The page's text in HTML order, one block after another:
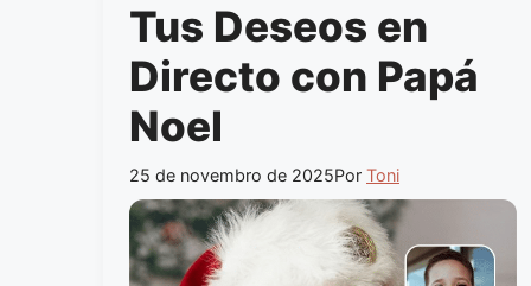
Tus Deseos en
Directo con Papá
Noel
25 de novembro de 2025Por Toni